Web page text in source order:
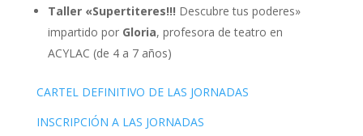
Taller «Supertiteres!!! Descubre tus poderes»
impartido por Gloria, profesora de teatro en
ACYLAC (de 4 a 7 años)
CARTEL DEFINITIVO DE LAS JORNADAS
INSCRIPCIÓN A LAS JORNADAS